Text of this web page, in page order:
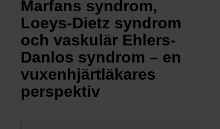
Marfans syndrom,
Loeys-Dietz syndrom
och vaskulär Ehlers-
Danlos syndrom – en
vuxenhjärtläkares
perspektiv